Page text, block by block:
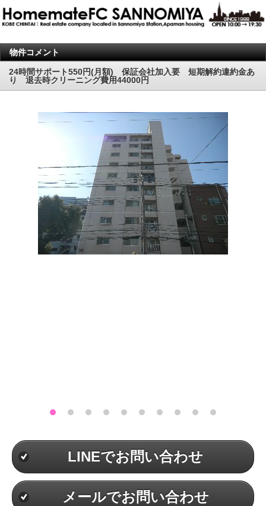
物件コメント
24時間サポート550円(月額) 保証会社加入要 短期解約違約金あ
り 退去時クリーニング費用44000円
LINEでお問い合わせ
メールでお問い合わせ